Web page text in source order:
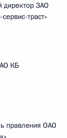
директор ЗАО
траст»
КБ
правления ОАО